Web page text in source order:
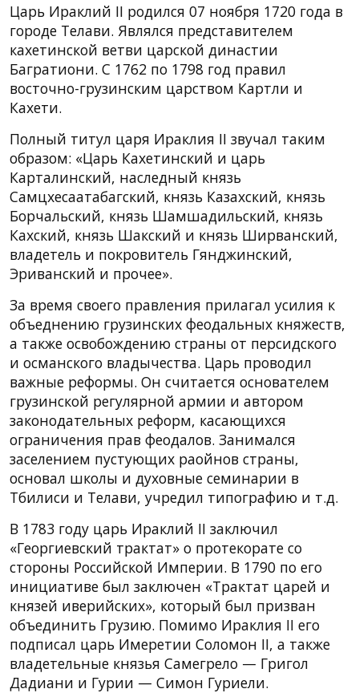
Царь Ираклий II родился 07 ноября 1720 года в
городе Телави. Являлся представителем
кахетинской ветви царской династии
Багратиони. С 1762 по 1798 год правил
восточно-грузинским царством Картли и
Кахети.
Полный титул царя Ираклия II звучал таким
образом: «Царь Кахетинский и царь
Карталинский, наследный князь
Самцхесаатабагский, князь Казахский, князь
Борчальский, князь Шамшадильский, князь
Кахский, князь Шакский и князь Ширванский,
владетель и покровитель Гянджинский,
Эриванский и прочее».
За время своего правления прилагал усилия к
объеднению грузинских феодальных княжеств,
а также освобождению страны от персидского
и османского владычества. Царь проводил
важные реформы. Он считается основателем
грузинской регулярной армии и автором
законодательных реформ, касающихся
ограничения прав феодалов. Занимался
заселением пустующих раойнов страны,
основал школы и духовные семинарии в
Тбилиси и Телави, учредил типографию и т.д.
В 1783 году царь Ираклий II заключил
«Георгиевский трактат» о протекорате со
стороны Российской Империи. В 1790 по его
инициативе был заключен «Трактат царей и
князей иверийских», который был призван
объединить Грузию. Помимо Ираклия II его
подписал царь Имеретии Соломон II, а также
владетельные князья Самегрело — Григол
Дадиани и Гурии — Симон Гуриели.